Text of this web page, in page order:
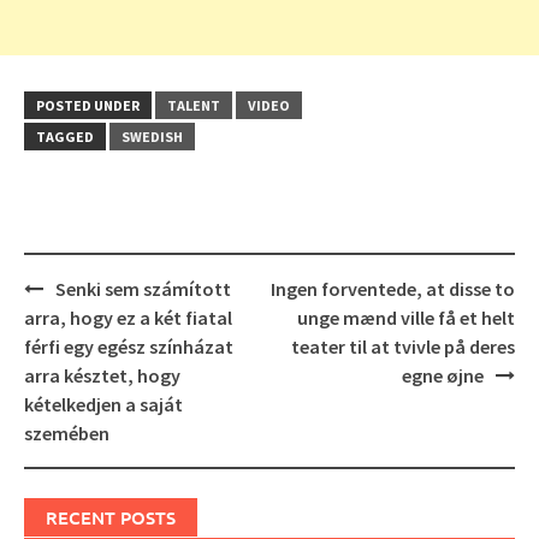
POSTED UNDER TALENT
VIDEO
TAGGED
SWEDISH
Post
navigation
Senki sem számított
arra, hogy ez a két fiatal
férfi egy egész színházat
arra késztet, hogy
kételkedjen a saját
szemében
Ingen forventede, at disse to
unge mænd ville få et helt
teater til at tvivle på deres
egne øjne
RECENT POSTS